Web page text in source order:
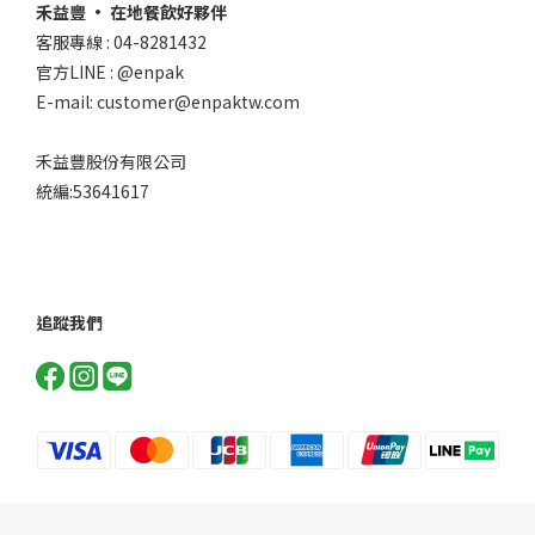
禾益豐 • 在地餐飲好夥伴
客服專線 : 04-8281432
官方LINE : @enpak
E-mail: customer@enpaktw.com
禾益豐股份有限公司
統編:53641617
追蹤我們